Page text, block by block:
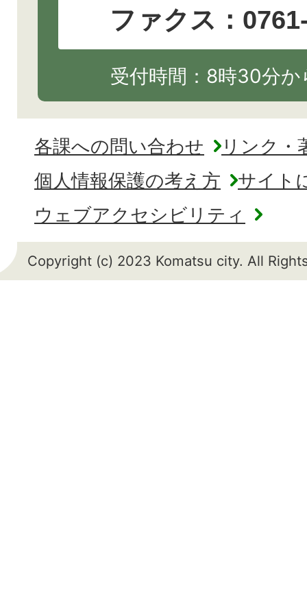
ファクス：
受付時間：8時30分
各課への問い合わせ
リンク・
個人情報保護の考え方
サイト
ウェブアクセシビリティ
Copyright (c) 2023 Komatsu city. All